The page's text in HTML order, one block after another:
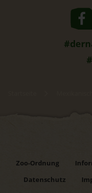
Zoo-Ordnung
Datenschutz